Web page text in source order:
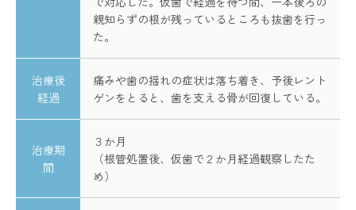
親知らずの根が残っているところも抜歯を行っ
た。
治療後
経過
痛みや歯の揺れの症状は落ち着き、予後レント
ゲンをとると、歯を支える骨が回復している。
治療期
間
３か月
（根管処置後、仮歯で２か月経過観察したた
め）